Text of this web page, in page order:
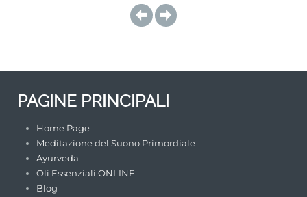
PAGINE PRINCIPALI
Home Page
Meditazione del Suono Primordiale
Ayurveda
Oli Essenziali ONLINE
Blog